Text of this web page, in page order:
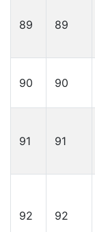
89 89
90 90
91 91
92 92